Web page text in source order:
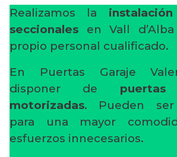
Realizamos la
seccionales en Vall
propio personal cualificado.
En Puertas Garaje
disponer de puertas
motorizadas. Pueden ser
para una mayor
esfuerzos innecesarios.